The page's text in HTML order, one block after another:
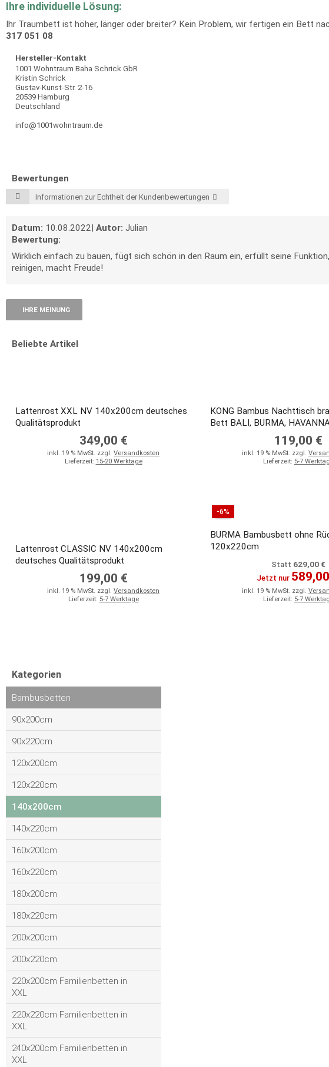
Ihre individuelle Lösung:
Ihr Traumbett ist höher, länger oder breiter? Kein Problem, wir fertigen ein Bett
317 051 08
Hersteller-Kontakt
1001 Wohntraum Baha Schrick GbR
Kristin Schrick
Gustav-Kunst-Str. 2-16
20539 Hamburg
Deutschland
info@1001wohntraum.de
Bewertungen
Informationen zur Echtheit der Kundenbewertungen
Datum: 10.08.2022| Autor: Julian
Bewertung:
Wirklich einfach zu bauen, fügt sich schön in den Raum ein, erfüllt seine
reinigen, macht Freude!
IHRE MEINUNG
Beliebte Artikel
Lattenrost XXL NV 140x200cm deutsches
Qualitätsprodukt
349,00 €
inkl. 19 % MwSt. zzgl. Versandkosten
Lieferzeit: 15-20 Werktage
KONG Bambus Nachttisch
Bett BALI, BURMA,
119,00 €
inkl. 19 % MwSt. zzgl.
Lieferzeit: 5-7
Lattenrost CLASSIC NV 140x200cm
deutsches Qualitätsprodukt
199,00 €
inkl. 19 % MwSt. zzgl. Versandkosten
Lieferzeit: 5-7 Werktage
-6%
BURMA Bambusbett ohne
120x220cm
Statt 629,00 €
Jetzt nur
inkl. 19 % MwSt. zzgl.
Lieferzeit: 5-7
Kategorien
Bambusbetten
90x200cm
90x220cm
120x200cm
120x220cm
140x200cm
140x220cm
160x200cm
160x220cm
180x200cm
180x220cm
200x200cm
200x220cm
220x200cm Familienbetten in
XXL
220x220cm Familienbetten in
XXL
240x200cm Familienbetten in
XXL